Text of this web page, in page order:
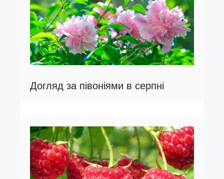
Догляд за півоніями в серпні